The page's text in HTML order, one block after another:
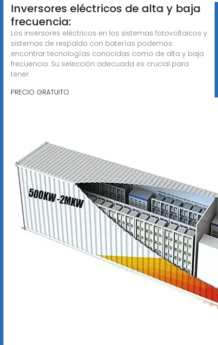
Inversores eléctricos de alta y baja
frecuencia:
Los inversores eléctricos en los sistemas fotovoltaicos y
sistemas de respaldo con baterías podemos
encontrar tecnologías conocidas como de alta y baja
frecuencia. Su selección adecuada es crucial para
tener
PRECIO GRATUITO